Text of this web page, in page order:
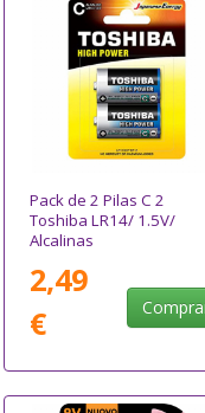
Pack de 2 Pilas C 2
Toshiba LR14/ 1.5V/
Alcalinas
2,49
€